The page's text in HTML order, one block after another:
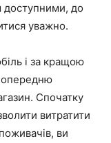
доступними, до
уважно.
і за кращою
Спочатку
витратити
ви